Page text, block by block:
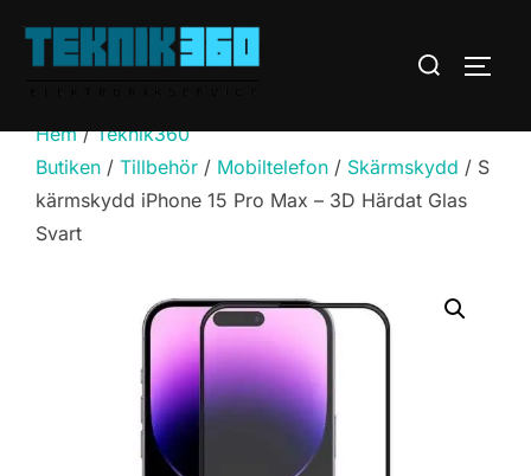
Sök
Hem/Teknik360
Butiken / Tillbehör / Mobiltelefon / Skärmskydd / S
kärmskydd iPhone 15 Pro Max – 3D Härdat Glas
Svart